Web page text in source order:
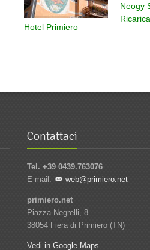
Hotel Primiero
Neogy
Ricarica
Contattaci
Tel. +39 0439.763076
E-mail:
web@primiero.net
primiero.net
Piazza Negrelli, 8
38054 Fiera di Primiero (TN)
Vedi in Google Maps